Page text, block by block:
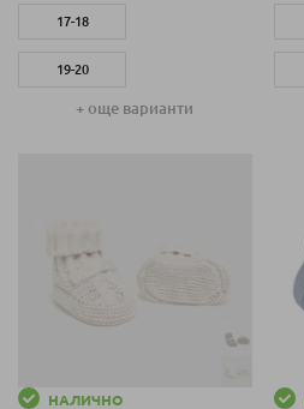
17-18
19-20
18-19
20-21
+ още варианти
НАЛИЧНО